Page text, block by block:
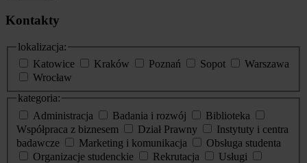
Kontakty
lokalizacja:
Katowice
Kraków Poznań Sopot
Warszawa
Wrocław
kategoria:
Administracja
Badania i rozwój
Biblioteka
Współpraca z biznesem
Dział Prawny
Instytuty i centra
badawcze
Marketing i komunikacja
Obsługa studenta
Organizacje studenckie
Rekrutacja
Usługi